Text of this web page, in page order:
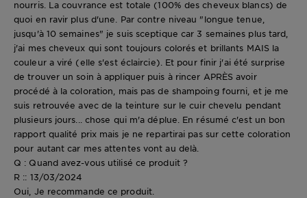
nourris. La couvrance est totale (100% des cheveux blancs) de
quoi en ravir plus d'une. Par contre niveau "longue tenue,
jusqu'à 10 semaines" je suis sceptique car 3 semaines plus tard,
j'ai mes cheveux qui sont toujours colorés et brillants MAIS la
couleur a viré (elle s'est éclaircie). Et pour finir j'ai été surprise
de trouver un soin à appliquer puis à rincer APRÈS avoir
procédé à la coloration, mais pas de shampoing fourni, et je me
suis retrouvée avec de la teinture sur le cuir chevelu pendant
plusieurs jours... chose qui m'a déplue. En résumé c'est un bon
rapport qualité prix mais je ne repartirai pas sur cette coloration
pour autant car mes attentes vont au delà.
Q : Quand avez-vous utilisé ce produit ?
R :: 13/03/2024
Oui, Je recommande ce produit.